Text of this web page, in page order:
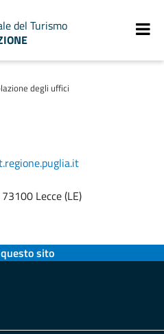
del Turismo
degli uffici
Lecce (LE)
sito